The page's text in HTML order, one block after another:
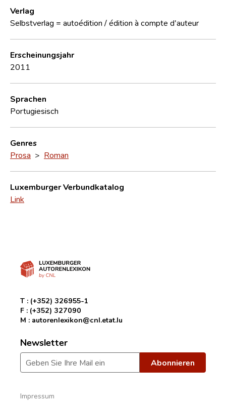
Verlag
Selbstverlag = autoédition / édition à compte d'auteur
Erscheinungsjahr
2011
Sprachen
Portugiesisch
Genres
Prosa > Roman
Luxemburger Verbundkatalog
Link
T : (+352) 326955-1
F : (+352) 327090
M : autorenlexikon@cnl.etat.lu
Newsletter
Impressum